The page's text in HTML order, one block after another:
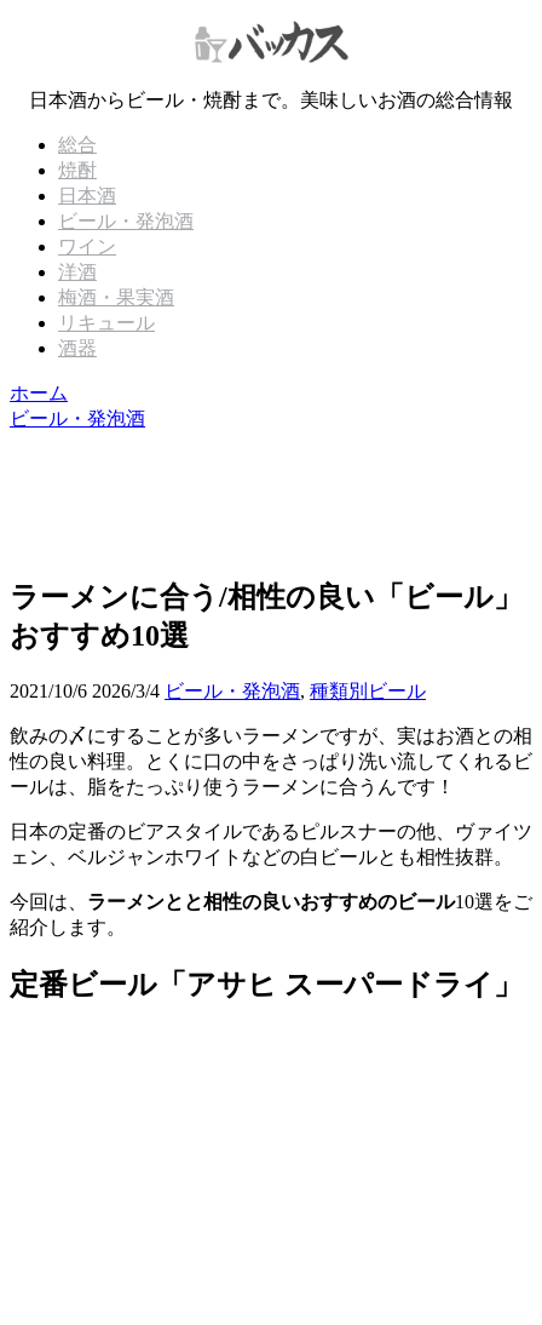
日本酒からビール・焼酎まで。美味しいお酒の総合情報
総合
焼酎
日本酒
ビール・発泡酒
ワイン
洋酒
梅酒・果実酒
リキュール
酒器
ホーム
ビール・発泡酒
ラーメンに合う/相性の良い「ビール」
おすすめ10選
2021/10/6 2026/3/4 ビール・発泡酒, 種類別ビール
飲みの〆にすることが多いラーメンですが、実はお酒との相
性の良い料理。とくに口の中をさっぱり洗い流してくれるビ
ールは、脂をたっぷり使うラーメンに合うんです！
日本の定番のビアスタイルであるピルスナーの他、ヴァイツ
ェン、ベルジャンホワイトなどの白ビールとも相性抜群。
今回は、 ラーメンとと相性の良いおすすめのビール10選をご
紹介します。
定番ビール「アサヒ スーパードライ」